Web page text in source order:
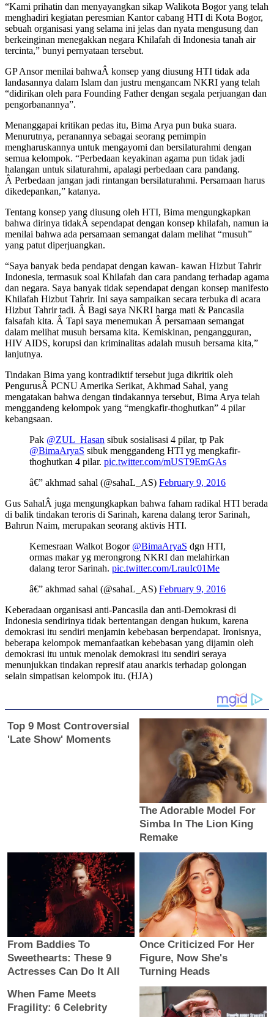
“Kami prihatin dan menyayangkan sikap Walikota Bogor yang telah
menghadiri kegiatan peresmian Kantor cabang HTI di Kota Bogor,
sebuah organisasi yang selama ini jelas dan nyata mengusung dan
berkeinginan menegakkan negara Khilafah di Indonesia tanah air
tercinta,” bunyi pernyataan tersebut.
GP Ansor menilai bahwaÂ konsep yang diusung HTI tidak ada
landasannya dalam Islam dan justru mengancam NKRI yang telah
“didirikan oleh para Founding Father dengan segala perjuangan dan
pengorbanannya”.
Menanggapai kritikan pedas itu, Bima Arya pun buka suara.
Menurutnya, peranannya sebagai seorang pemimpin
mengharuskannya untuk mengayomi dan bersilaturahmi dengan
semua kelompok. “Perbedaan keyakinan agama pun tidak jadi
halangan untuk silaturahmi, apalagi perbedaan cara pandang.
Â Perbedaan jangan jadi rintangan bersilaturahmi. Persamaan harus
dikedepankan,” katanya.
Tentang konsep yang diusung oleh HTI, Bima mengungkapkan
bahwa dirinya tidakÂ sependapat dengan konsep khilafah, namun ia
menilai bahwa ada persamaan semangat dalam melihat “musuh”
yang patut diperjuangkan.
“Saya banyak beda pendapat dengan kawan- kawan Hizbut Tahrir
Indonesia, termasuk soal Khilafah dan cara pandang terhadap agama
dan negara. Saya banyak tidak sependapat dengan konsep manifesto
Khilafah Hizbut Tahrir. Ini saya sampaikan secara terbuka di acara
Hizbut Tahrir tadi. Â Bagi saya NKRI harga mati & Pancasila
falsafah kita. Â Tapi saya menemukan Â persamaan semangat
dalam melihat musuh bersama kita. Kemiskinan, pengangguran,
HIV AIDS, korupsi dan kriminalitas adalah musuh bersama kita,”
lanjutnya.
Tindakan Bima yang kontradiktif tersebut juga dikritik oleh
PengurusÂ PCNU Amerika Serikat, Akhmad Sahal, yang
mengatakan bahwa dengan tindakannya tersebut, Bima Arya telah
menggandeng kelompok yang “mengkafir-thoghutkan” 4 pilar
kebangsaan.
Pak @ZUL_Hasan sibuk sosialisasi 4 pilar, tp Pak
@BimaAryaS sibuk menggandeng HTI yg mengkafir-
thoghutkan 4 pilar. pic.twitter.com/mUST9EmGAs
â€” akhmad sahal (@sahaL_AS) February 9, 2016
Gus SahalÂ juga mengungkapkan bahwa faham radikal HTI berada
di balik tindakan teroris di Sarinah, karena dalang teror Sarinah,
Bahrun Naim, merupakan seorang aktivis HTI.
Kemesraan Walkot Bogor @BimaAryaS dgn HTI,
ormas makar yg merongrong NKRI dan melahirkan
dalang teror Sarinah. pic.twitter.com/LrauIc01Me
â€” akhmad sahal (@sahaL_AS) February 9, 2016
Keberadaan organisasi anti-Pancasila dan anti-Demokrasi di
Indonesia sendirinya tidak bertentangan dengan hukum, karena
demokrasi itu sendiri menjamin kebebasan berpendapat. Ironisnya,
beberapa kelompok memanfaatkan kebebasan yang dijamin oleh
demokrasi itu untuk menolak demokrasi itu sendiri seraya
menunjukkan tindakan represif atau anarkis terhadap golongan
selain simpatisan kelompok itu. (HJA)